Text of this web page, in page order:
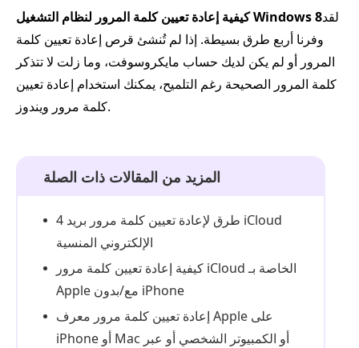
كيفية إعادة تعيين كلمة المرور لنظام التشغيل Windows 8لقد
وفرنا أربع طرق بسيطة. إذا لم تُنشئ قرص إعادة تعيين كلمة
المرور أو لم يكن لديك حساب مايكروسوفت، وما زلت لا تتذكر
كلمة المرور الصحيحة رغم التلميح، يمكنك استخدام إعادة تعيين
كلمة مرور ويندوز.
المزيد من المقالات ذات الصلة
4 طرق لإعادة تعيين كلمة مرور بريد iCloud
الإلكتروني المنسية
كيفية إعادة تعيين كلمة مرور iCloud الخاصة بـ
Apple مع/بدون iPhone
إعادة تعيين كلمة مرور معرف Apple على
iPhone أو Mac أو الكمبيوتر الشخصي أو عبر